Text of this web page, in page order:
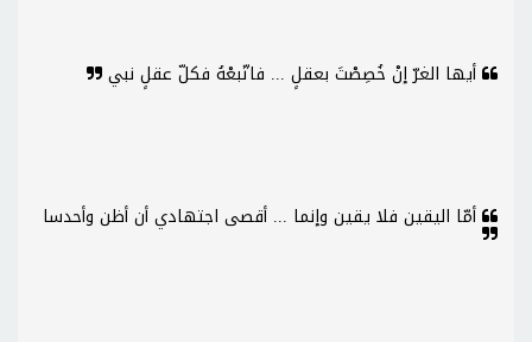
أيها الغرّ إنْ خُصِصْتَ بعقلٍ ... فاتّبعْهُ فكلّ عقلٍ نبي
أمّا اليقين فلا يقين وإنما ... أقصى اجتهادي أن أظن وأحدسا